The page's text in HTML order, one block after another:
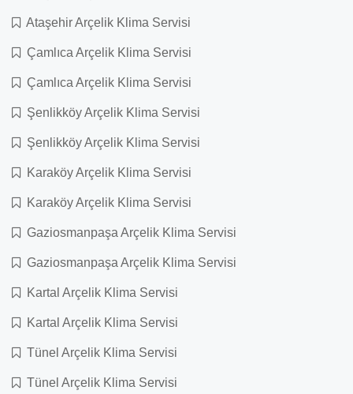
Ataşehir Arçelik Klima Servisi
Çamlıca Arçelik Klima Servisi
Çamlıca Arçelik Klima Servisi
Şenlikköy Arçelik Klima Servisi
Şenlikköy Arçelik Klima Servisi
Karaköy Arçelik Klima Servisi
Karaköy Arçelik Klima Servisi
Gaziosmanpaşa Arçelik Klima Servisi
Gaziosmanpaşa Arçelik Klima Servisi
Kartal Arçelik Klima Servisi
Kartal Arçelik Klima Servisi
Tünel Arçelik Klima Servisi
Tünel Arçelik Klima Servisi